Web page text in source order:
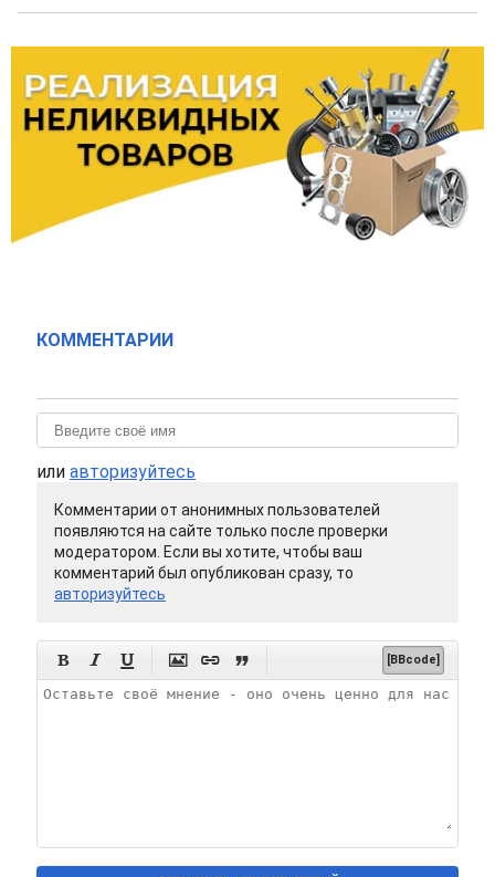
КОММЕНТАРИИ
или авторизуйтесь
Комментарии от анонимных пользователей
появляются на сайте только после проверки
модератором. Если вы хотите, чтобы ваш
комментарий был опубликован сразу, то
авторизуйтесь
      [BBcode]